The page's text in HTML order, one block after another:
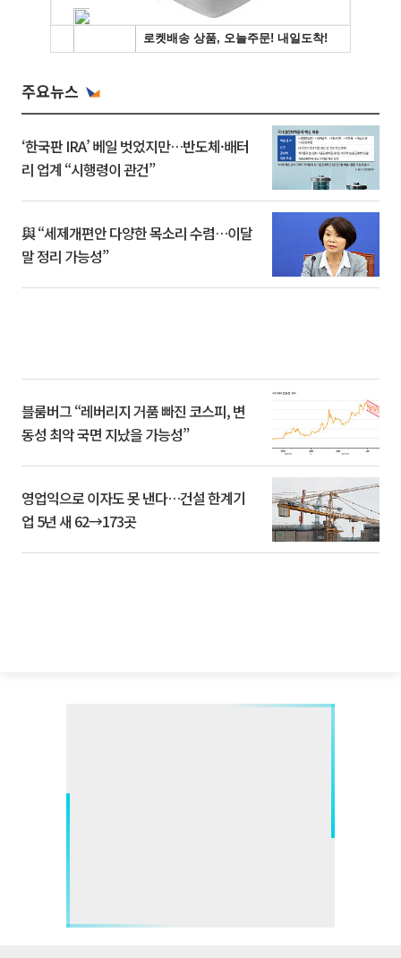
주요뉴스
‘한국판 IRA’ 베일 벗었지만…반도체·배터
리 업계 “시행령이 관건”
與 “세제개편안 다양한 목소리 수렴…이달
말 정리 가능성”
블룸버그 “레버리지 거품 빠진 코스피, 변
동성 최악 국면 지났을 가능성”
영업익으로 이자도 못 낸다…건설 한계기
업 5년 새 62→173곳